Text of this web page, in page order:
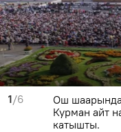
1/6
Ош
Курман айт
катышты.